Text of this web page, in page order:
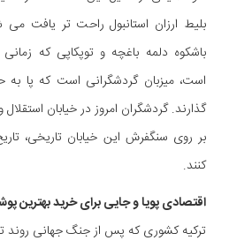
بلیط ارزان استانبول راحت تر یافت
باشکوه دلمه باغچه و توپکاپی که زمانی
است، میزبان گردشگرانی است که پا
گذارند. گردشگران امروز در خیابان
بر روی سنگفرش این خیابان تاریخی،
کنند.
اقتصادی پویا و جایی برای خرید بهترین
ترکیه کشوری که پس از جنگ جهانی روند